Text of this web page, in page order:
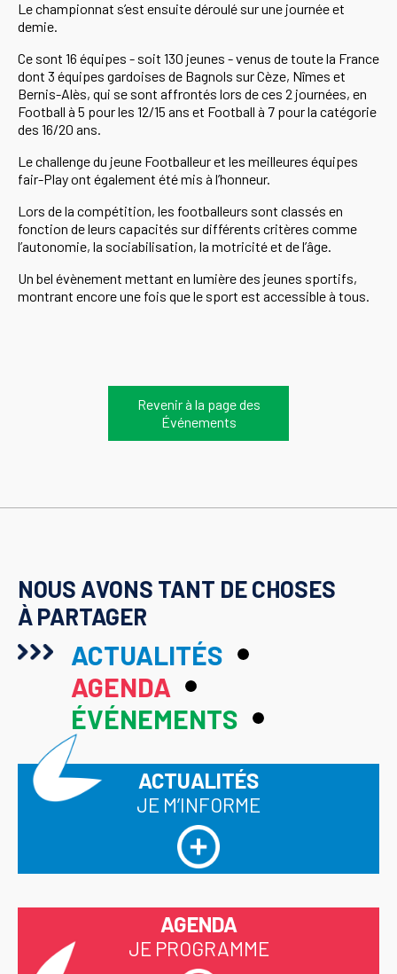
Le championnat s’est ensuite déroulé sur une journée et
demie.
Ce sont 16 équipes - soit 130 jeunes - venus de toute la France
dont 3 équipes gardoises de Bagnols sur Cèze, Nîmes et
Bernis-Alès, qui se sont affrontés lors de ces 2 journées, en
Football à 5 pour les 12/15 ans et Football à 7 pour la catégorie
des 16/20 ans.
Le challenge du jeune Footballeur et les meilleures équipes
fair-Play ont également été mis à l’honneur.
Lors de la compétition, les footballeurs sont classés en
fonction de leurs capacités sur différents critères comme
l’autonomie, la sociabilisation, la motricité et de l’âge.
Un bel évènement mettant en lumière des jeunes sportifs,
montrant encore une fois que le sport est accessible à tous.
Revenir à la page des
Événements
NOUS AVONS TANT DE CHOSES
À PARTAGER
ACTUALITÉS
AGENDA
ÉVÉNEMENTS
ACTUALITÉS
JE M’INFORME
AGENDA
JE PROGRAMME